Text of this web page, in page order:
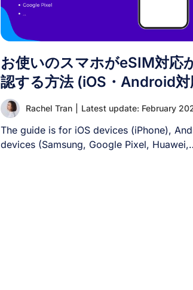
お使いのスマホがeSIM対応
認する方法 (iOS・Android対
Rachel Tran Latest update: February
The guide is for iOS devices (iPhone),
devices (Samsung, Google Pixel, Huawei,